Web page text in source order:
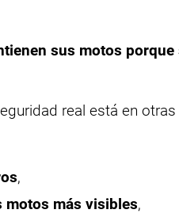
sus motos
real está en
,
motos más visibles,